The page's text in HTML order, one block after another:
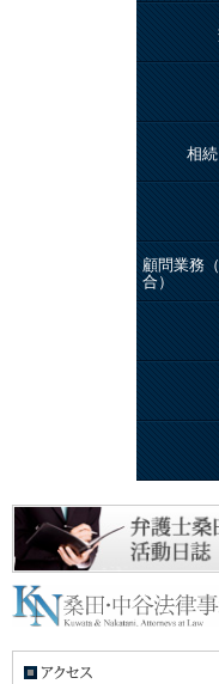
相
顧問業務
合）